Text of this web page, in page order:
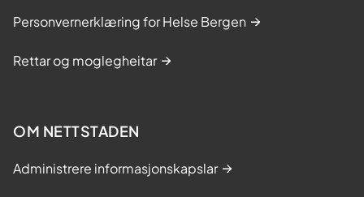
Personvernerklæring for Helse Bergen
Rettar og moglegheitar
OM NETTSTADEN
Administrere informasjonskapslar